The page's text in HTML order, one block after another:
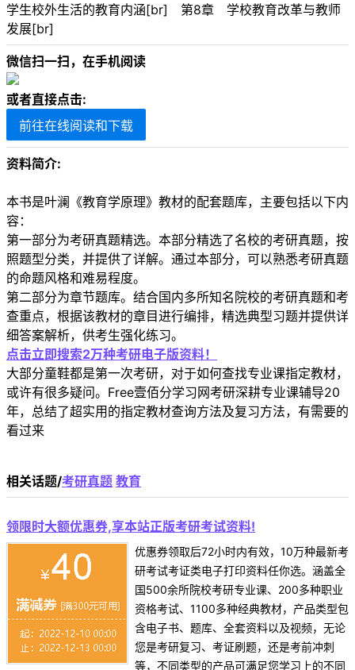
学生校外生活的教育内涵[br] 第8章 学校教育改革与教师
发展[br]
微信扫一扫，在手机阅读
或者直接点击:
前往在线阅读和下载
资料简介:
本书是叶澜《教育学原理》教材的配套题库，主要包括以下内
容：
第一部分为考研真题精选。本部分精选了名校的考研真题，按
照题型分类，并提供了详解。通过本部分，可以熟悉考研真题
的命题风格和难易程度。
第二部分为章节题库。结合国内多所知名院校的考研真题和考
查重点，根据该教材的章目进行编排，精选典型习题并提供详
细答案解析，供考生强化练习。
点击立即搜索2万种考研电子版资料！
大部分童鞋都是第一次考研，对于如何查找专业课指定教材，
或许有很多疑问。Free壹佰分学习网考研深耕专业课辅导20
年，总结了超实用的指定教材查询方法及复习方法，有需要的
看过来
相关话题/考研真题 教育
领限时大额优惠券,享本站正版考研考试资料!
优惠券领取后72小时内有效，10万种最新考
研考试考证类电子打印资料任你选。涵盖全
国500余所院校考研专业课、200多种职业
资格考试、1100多种经典教材，产品类型包
含电子书、题库、全套资料以及视频，无论
您是考研复习、考证刷题，还是考前冲刺
等，不同类型的产品可满足您学习上的不同